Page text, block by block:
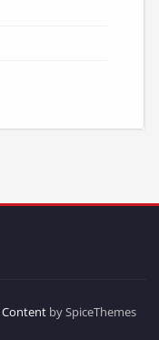
Contentby SpiceThemes